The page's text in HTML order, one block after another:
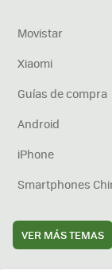
Movistar
Xiaomi
Guías de compra
Android
iPhone
Smartphones
VER MÁS TEMAS